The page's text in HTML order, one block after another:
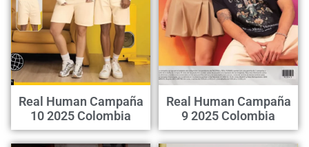
Real Human Campaña
10 2025 Colombia
Real Human Campaña
9 2025 Colombia